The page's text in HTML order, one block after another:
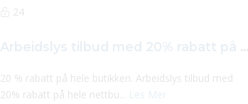
24
20 % rabatt på hele butikken. Arbeidslys tilbud med
20% rabatt på hele nettbu...